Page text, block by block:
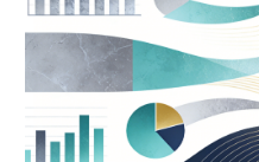
要的不再只是短暂的刺激，而
的“心境落差”。 无论是像外卖
还是像乐高那样为愉悦者延长“
读懂消费者内心“气候”，并主
着瞬时的“天气”了。